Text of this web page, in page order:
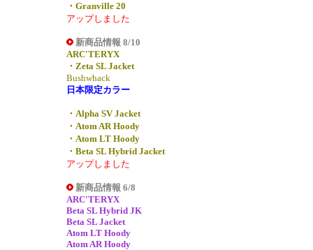
・Granville 20
アップしました
新商品情報 8/10
ARC'TERYX
・Zeta SL Jacket
Bushwhack
日本限定カラー
・Alpha SV Jacket
・Atom AR Hoody
・Atom LT Hoody
・Beta SL Hybrid Jacket
アップしました
新商品情報 6/8
ARC'TERYX
Beta SL Hybrid JK
Beta SL Jacket
Atom LT Hoody
Atom AR Hoody